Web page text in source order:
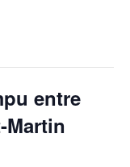
entre
Martin